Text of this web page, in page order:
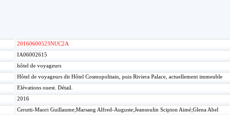
20160600523NUC2A
IA06002615
hôtel de voyageurs
Hôtel de voyageurs dit Hôtel Cosmopolitain, puis Riviera Palace, actuellement immeuble
Elévations ouest. Détail.
2016
Cerutti-Maori Guillaume;Marsang Alfred-Auguste;Jeansoulin Scipion Aimé;Glena Abel